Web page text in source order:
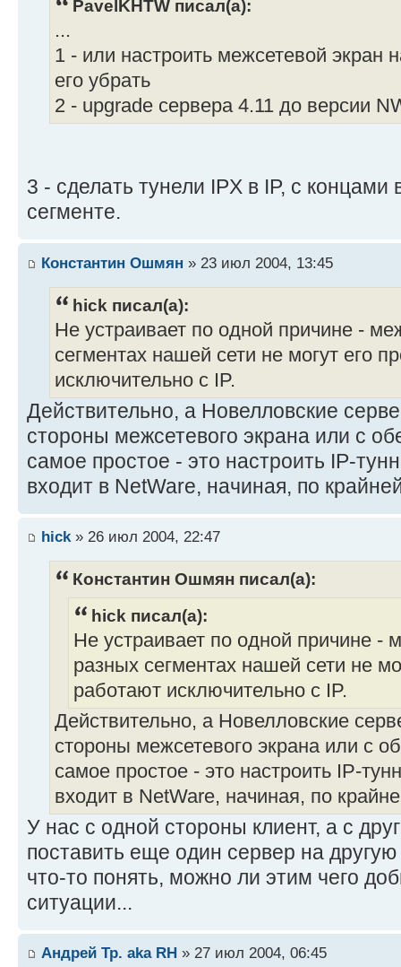
PavelKHTW писал(а):
...
1 - или настроить межсетевой экран
его убрать
2 - upgrade сервера 4.11 до версии
3 - сделать тунели IPX в IP, с
сегменте.
Константин Ошмян » 23 июл 2004, 13:45
hick писал(а):
Не устраивает по одной причине -
сегментах нашей сети не могут его
исключительно с IP.
Действительно, а Новелловские
стороны межсетевого экрана или с
самое простое - это настроить IP-
входит в NetWare, начиная, по
hick» 26 июл 2004, 22:47
Константин Ошмян писал(а):
hick писал(а):
Не устраивает по одной причине -
разных сегментах нашей сети не
работают исключительно с IP.
Действительно, а Новелловские
стороны межсетевого экрана или с
самое простое - это настроить IP-
входит в NetWare, начиная, по
У нас с одной стороны клиент, а с
поставить еще один сервер на другую
что-то понять, можно ли этим чего
ситуации...
Андрей Тр. aka RH » 27 июл 2004, 06:45